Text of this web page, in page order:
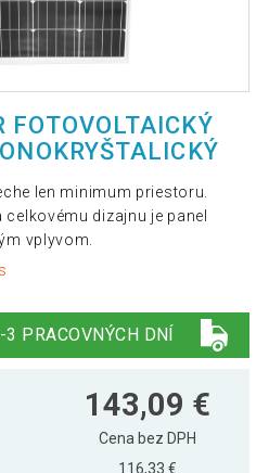
FOTOVOLTAICKÝ
len minimum priestoru.
dizajnu je panel
vplyvom.
PRACOVNÝCH DNÍ
143,09 €
Cena bez DPH
116,33 €